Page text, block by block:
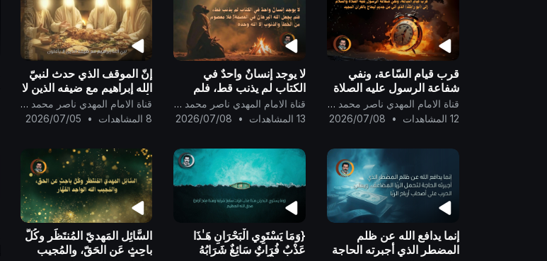
قرب قيام السّاعة، ونفي
شفاعة الرسول عليه الصلاة
والسلام ..
قناة الامام المهدي ناصر محمد اليماني
12 المشاهدات
•
2026/07/08
لا يوجد إنسانٌ واحدٌ في
الكتاب لم يذنب قط، فلم
يجعل الله البرهانَ في
العصمة! فلا معصوم من
قناة الامام المهدي ناصر محمد اليماني
13 المشاهدات
•
2026/07/08
إنّ الموقف الذي حدث لنبيّ
الله إبراهيم مع ضيفه الذين لا
يأكلون شبيهٌ بمواقف الكاميرا
الخفيّة..
قناة الامام المهدي ناصر محمد اليماني
8 المشاهدات
•
2026/07/05
إنما يدافع الله عن ظلم
المضطر الذي أجبرته الحاجة
{وَمَا يَسْتَوِي الْبَحْرَانِ هَـٰذَا
عَذْبٌ فُرَاتٌ سَائِغٌ شَرَابُهُ
السَّائِل المَهديّ المُنتَظَر وكُلُّ
باحِثٍ عَن الحَقّ، والمُجيب